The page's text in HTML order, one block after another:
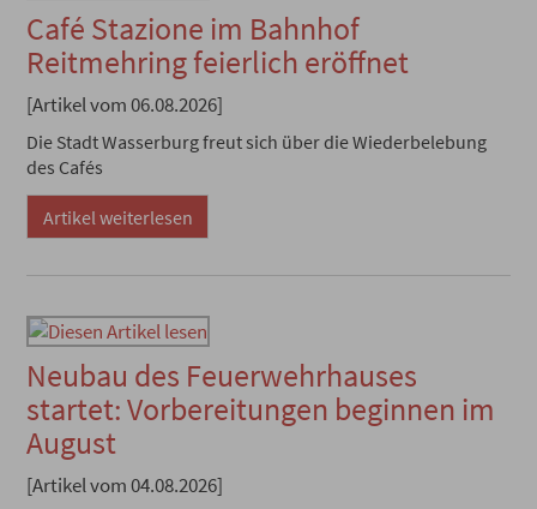
Café Stazione im Bahnhof
Reitmehring feierlich eröffnet
[Artikel vom 06.08.2026]
Die Stadt Wasserburg freut sich über die Wiederbelebung
des Cafés
Artikel weiterlesen
Neubau des Feuerwehrhauses
startet: Vorbereitungen beginnen im
August
[Artikel vom 04.08.2026]